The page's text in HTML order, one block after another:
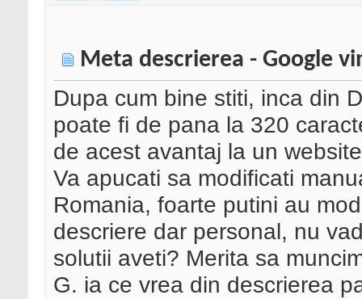
Meta descrierea - Google
Dupa cum bine stiti, inca din
poate fi de pana la 320
de acest avantaj la un
Va apucati sa modificati
Romania, foarte putini au
descriere dar personal, nu
solutii aveti? Merita sa
G. ia ce vrea din descrierea